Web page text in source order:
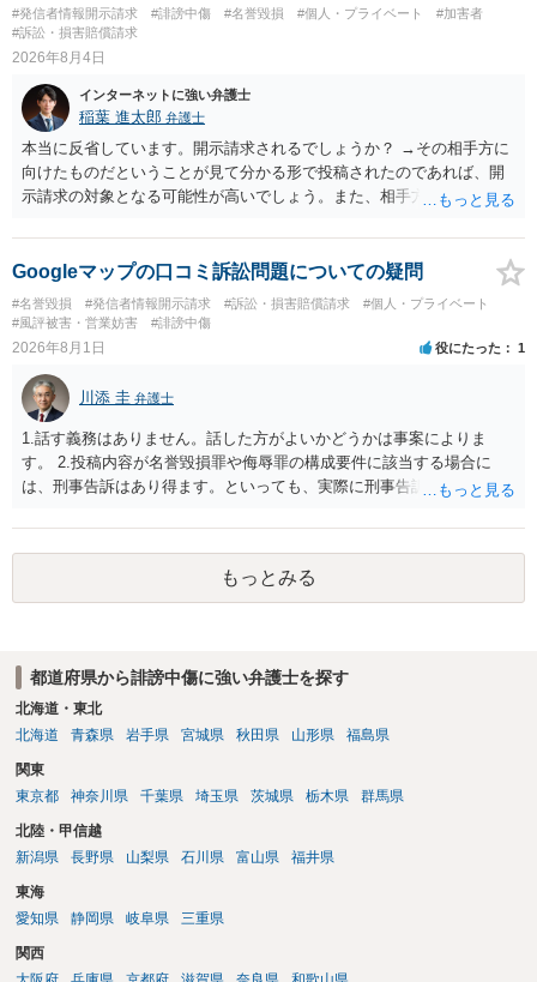
#発信者情報開示請求 #誹謗中傷 #名誉毀損 #個人・プライベート
#加害者
#訴訟・損害賠償請求
2026年8月4日
インターネットに強い弁護士
稲葉 進太郎 弁護士
本当に反省しています。開示請求されるでしょうか？ →その相手方に
向けたものだということが見て分かる形で投稿されたのであれば、開
示請求の対象となる可能性が高いでしょう。また、相手方の投稿した
と存じます。発信者情報開示請求が進むと、投稿に使った回線の契約
者のところに、意見照会がなされます。アカウント情報開示の場合
は、アカウントの登録メールに意見照会がなされます。 また、された
場合賠償金はいくらでしょうか。 →ケースバイケースであり、数万円
から１００万単位まで様々でしょう。裁判外であれば交渉して相手方
Googleマップの口コミ訴訟問題についての疑問
#名誉毀損 #発信者情報開示請求 #訴訟・損害賠償請求
#個人・プライベート
#風評被害・営業妨害
#誹謗中傷
2026年8月1日 役にたった 1
川添 圭 弁護士
1.話す義務はありません。話した方がよいかどうかは事案によりま
す。 2.投稿内容が名誉毀損罪や侮辱罪の構成要件に該当する場合に
は、刑事告訴はあり得ます。といっても、実際に刑事告訴に動くかど
です。Googleは電話番号の開示請求もできることが多いので、少しで
も特定可能になるよう、複数ルートで開示請求が行われることが多い
です。さらにいえば、利用者からの口コミ投稿の場合、開示請求者は
ある程度対象者を特定できている（ただし証拠による裏付けか必要な
もっとみる
都道府県から誹謗中傷に強い弁護士を探す
北海道・東北
北海道
青森県 岩手県 宮城県 秋田県 山形県 福島県
関東
東京都
神奈川県 千葉県 埼玉県 茨城県 栃木県 群馬県
北陸・甲信越
新潟県
長野県 山梨県 石川県 富山県 福井県
東海
愛知県
静岡県 岐阜県 三重県
関西